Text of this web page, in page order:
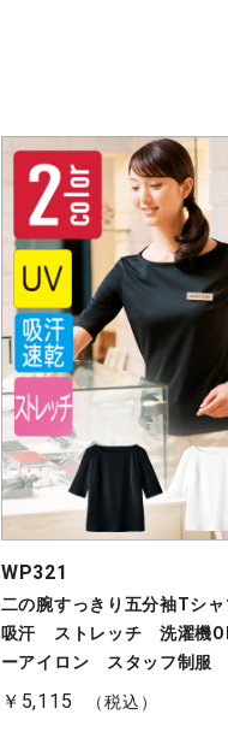
WP321
二の腕すっきり五分袖Tシ
吸汗 ストレッチ 洗濯機
ーアイロン スタッフ制服
￥5,115 （税込）